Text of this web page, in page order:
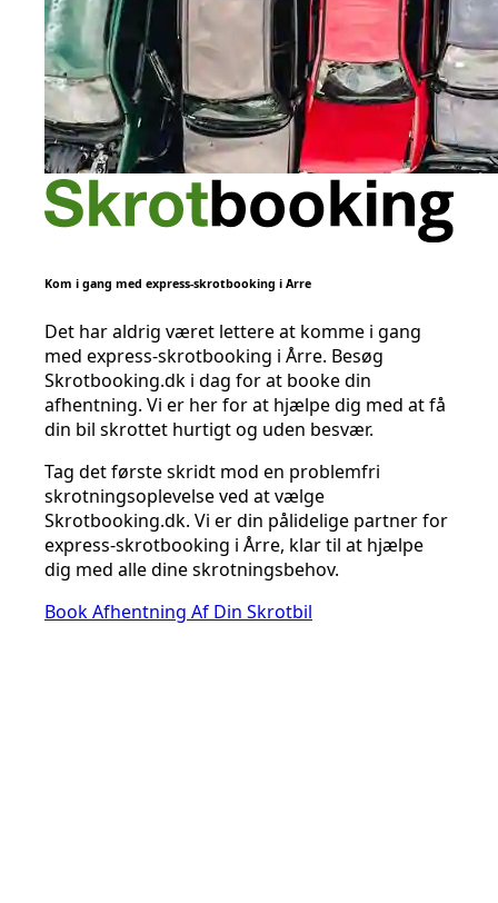
Kom i gang med express-skrotbooking i Årre
Det har aldrig været lettere at komme i gang
med express-skrotbooking i Årre. Besøg
Skrotbooking.dk i dag for at booke din
afhentning. Vi er her for at hjælpe dig med at få
din bil skrottet hurtigt og uden besvær.
Tag det første skridt mod en problemfri
skrotningsoplevelse ved at vælge
Skrotbooking.dk. Vi er din pålidelige partner for
express-skrotbooking i Årre, klar til at hjælpe
dig med alle dine skrotningsbehov.
Book Afhentning Af Din Skrotbil